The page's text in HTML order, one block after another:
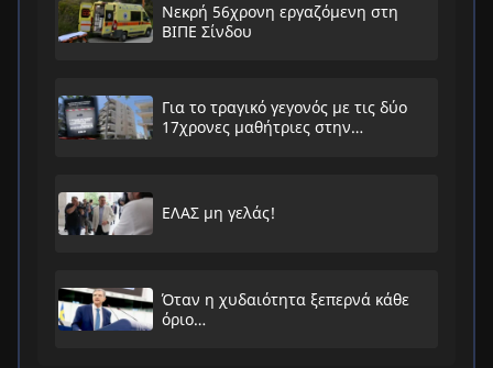
Νεκρή 56χρονη εργαζόμενη στη
ΒΙΠΕ Σίνδου
Για το τραγικό γεγονός με τις δύο
17χρονες μαθήτριες στην
ΕΛΑΣ μη γελάς!
Όταν η χυδαιότητα ξεπερνά κάθε
όριο…